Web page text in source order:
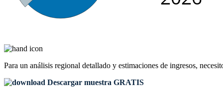
Para un análisis regional detallado y estimaciones de ingresos,
Descargar muestra GRATIS